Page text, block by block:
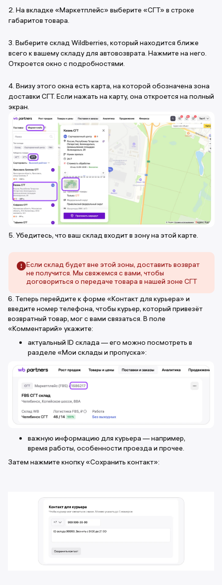
2. На вкладке «Маркетплейс» выберите «СГТ» в строке
габаритов товара.
3. Выберите склад Wildberries, который находится ближе
всего к вашему складу для автовозврата. Нажмите на него.
Откроется окно с подробностями.
4. Внизу этого окна есть карта, на которой обозначена зона
доставки СГТ. Если нажать на карту, она откроется на полный
экран.
5. Убедитесь, что ваш склад входит в зону на этой карте.
Если склад будет вне этой зоны, доставить возврат
не получится. Мы свяжемся с вами, чтобы
договориться о передаче товара в нашей зоне СГТ
6. Теперь перейдите к форме «Контакт для курьера» и
введите номер телефона, чтобы курьер, который привезёт
возвратный товар, мог с вами связаться. В поле
«Комментарий» укажите:
актуальный ID склада — его можно посмотреть в
разделе «Мои склады и пропуска»:
важную информацию для курьера — например,
время работы, особенности проезда и прочее.
Затем нажмите кнопку «Сохранить контакт»: